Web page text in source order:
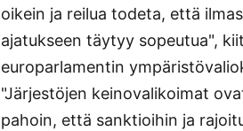
oikein ja reilua todeta, että
ajatukseen täytyy sopeutua",
europarlamentin
"Järjestöjen keinovalikoimat
pahoin, että sanktioihin ja